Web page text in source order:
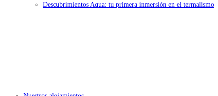
Descubrimientos Aqua: tu primera inmersión en el termalismo